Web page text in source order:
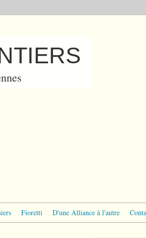
Fioretti D'une Alliance à l'autre